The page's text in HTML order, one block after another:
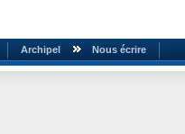
Archipel Nous écrire